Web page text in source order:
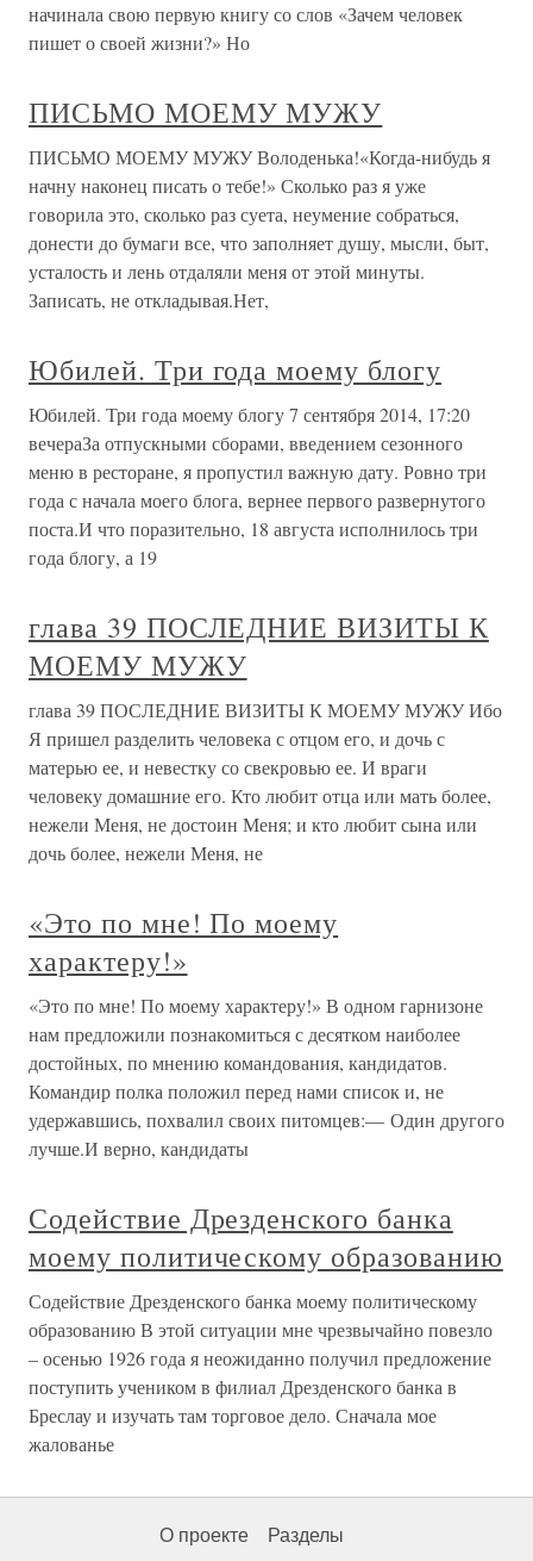
начинала свою первую книгу со слов «Зачем человек
пишет о своей жизни?» Но
ПИСЬМО МОЕМУ МУЖУ
ПИСЬМО МОЕМУ МУЖУ Володенька!«Когда-нибудь я
начну наконец писать о тебе!» Сколько раз я уже
говорила это, сколько раз суета, неумение собраться,
донести до бумаги все, что заполняет душу, мысли, быт,
усталость и лень отдаляли меня от этой минуты.
Записать, не откладывая.Нет,
Юбилей. Три года моему блогу
Юбилей. Три года моему блогу 7 сентября 2014, 17:20
вечераЗа отпускными сборами, введением сезонного
меню в ресторане, я пропустил важную дату. Ровно три
года с начала моего блога, вернее первого развернутого
поста.И что поразительно, 18 августа исполнилось три
года блогу, а 19
глава 39 ПОСЛЕДНИЕ ВИЗИТЫ К
МОЕМУ МУЖУ
глава 39 ПОСЛЕДНИЕ ВИЗИТЫ К МОЕМУ МУЖУ Ибо
Я пришел разделить человека с отцом его, и дочь с
матерью ее, и невестку со свекровью ее. И враги
человеку домашние его. Кто любит отца или мать более,
нежели Меня, не достоин Меня; и кто любит сына или
дочь более, нежели Меня, не
«Это по мне! По моему
характеру!»
«Это по мне! По моему характеру!» В одном гарнизоне
нам предложили познакомиться с десятком наиболее
достойных, по мнению командования, кандидатов.
Командир полка положил перед нами список и, не
удержавшись, похвалил своих питомцев:— Один другого
лучше.И верно, кандидаты
Содействие Дрезденского банка
моему политическому образованию
Содействие Дрезденского банка моему политическому
образованию В этой ситуации мне чрезвычайно повезло
– осенью 1926 года я неожиданно получил предложение
поступить учеником в филиал Дрезденского банка в
Бреслау и изучать там торговое дело. Сначала мое
жалованье
О проекте Разделы